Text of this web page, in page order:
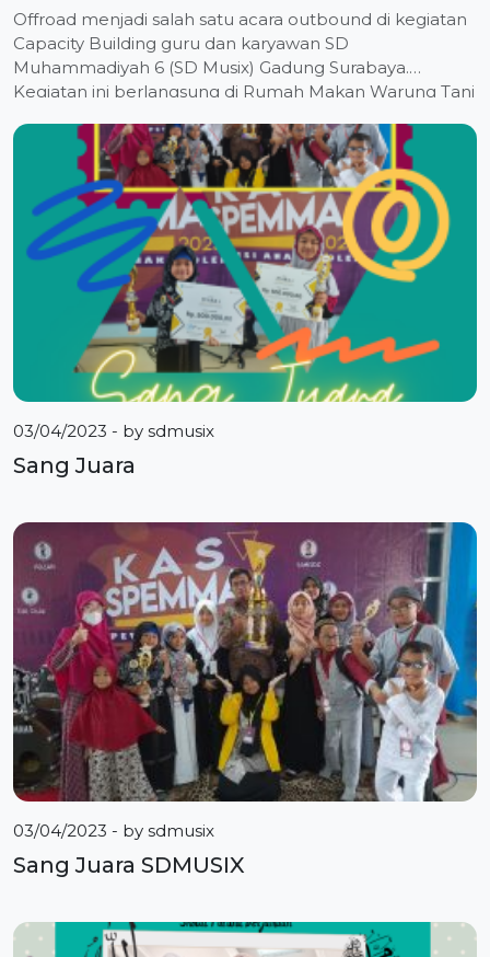
Offroad menjadi salah satu acara outbound di kegiatan
Capacity Building guru dan karyawan SD
Muhammadiyah 6 (SD Musix) Gadung Surabaya.
Kegiatan ini berlangsung di Rumah Makan Warung Tani
guru dan karyawan SD Musix berangkat Hari Jum’at
dari Surabaya pukul 07.00 WIB dan tiba Hari Sabtu
pukul 10.00 WIB. Malam […]
03/04/2023 - by sdmusix
Sang Juara
03/04/2023 - by sdmusix
Sang Juara SDMUSIX